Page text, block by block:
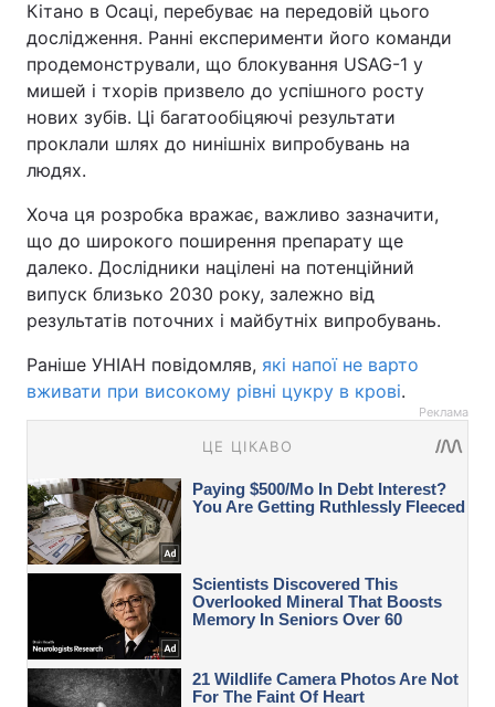
Кітано в Осаці, перебуває на передовій цього
дослідження. Ранні експерименти його команди
продемонстрували, що блокування USAG-1 у
мишей і тхорів призвело до успішного росту
нових зубів. Ці багатообіцяючі результати
проклали шлях до нинішніх випробувань на
людях.
Хоча ця розробка вражає, важливо зазначити,
що до широкого поширення препарату ще
далеко. Дослідники націлені на потенційний
випуск близько 2030 року, залежно від
результатів поточних і майбутніх випробувань.
Раніше УНІАН повідомляв, які напої не варто
вживати при високому рівні цукру в крові.
Реклама